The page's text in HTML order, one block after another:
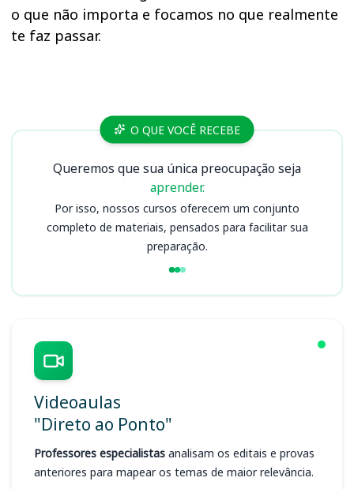
o que não importa e focamos no que realmente
te faz passar.
Cursos O QUE VOCÊ RECEBE
Queremos que sua única preocupação seja
aprender.
Por isso, nossos cursos oferecem um conjunto
completo de materiais, pensados para facilitar sua
preparação.
Videoaulas
"Direto ao Ponto"
Professores especialistas analisam os editais e provas
anteriores para mapear os temas de maior relevância.